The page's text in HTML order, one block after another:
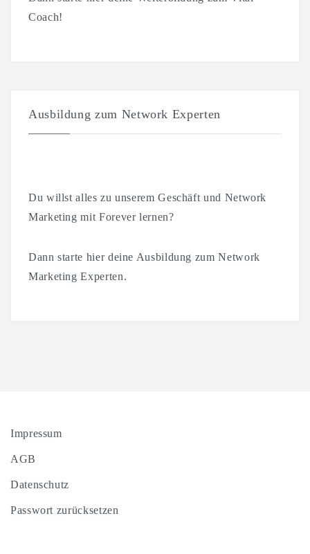
Coach!
Ausbildung zum Network Experten
Du willst alles zu unserem Geschäft und Network
Marketing mit Forever lernen?
Dann starte hier deine Ausbildung zum Network
Marketing Experten.
Impressum
AGB
Datenschutz
Passwort zurücksetzen